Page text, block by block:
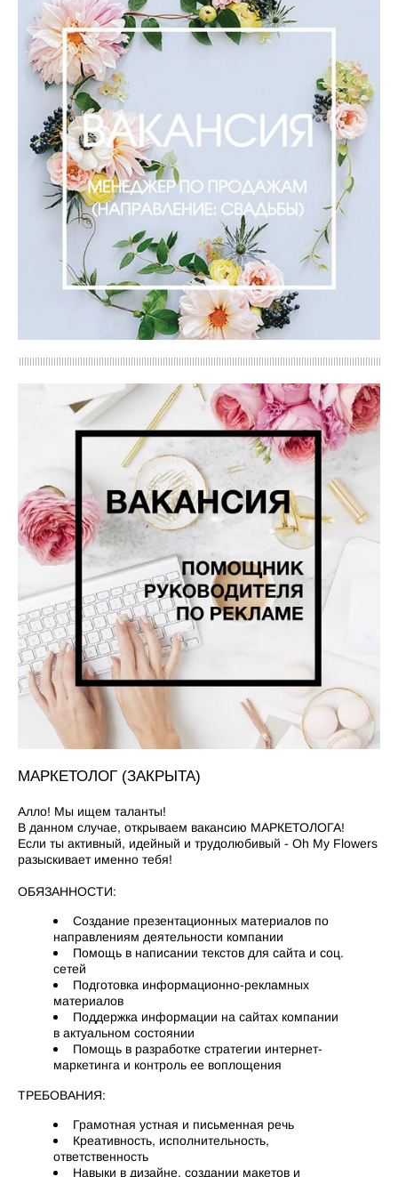
МАРКЕТОЛОГ (ЗАКРЫТА)
Алло! Мы ищем таланты!
В данном случае, открываем вакансию МАРКЕТОЛОГА!
Если ты активный, идейный и трудолюбивый - Oh My Flowers
разыскивает именно тебя!
ОБЯЗАННОСТИ:
Создание презентационных материалов по
направлениям деятельности компании
Помощь в написании текстов для сайта и соц.
сетей
Подготовка информационно-рекламных
материалов
Поддержка информации на сайтах компании
в актуальном состоянии
Помощь в разработке стратегии интернет-
маркетинга и контроль ее воплощения
ТРЕБОВАНИЯ:
Грамотная устная и письменная речь
Креативность, исполнительность,
ответственность
Навыки в дизайне, создании макетов и